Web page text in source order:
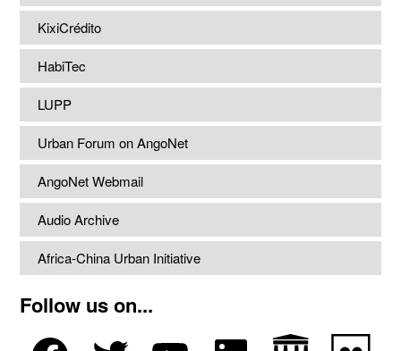
KixiCrédito
HabiTec
LUPP
Urban Forum on AngoNet
AngoNet Webmail
Audio Archive
Africa-China Urban Initiative
Follow us on...